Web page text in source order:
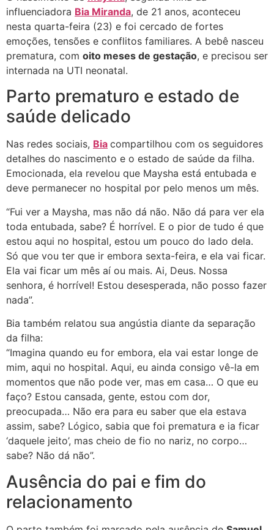
influenciadora Bia Miranda, de 21 anos, aconteceu
nesta quarta-feira (23) e foi cercado de fortes
emoções, tensões e conflitos familiares. A bebê nasceu
prematura, com oito meses de gestação, e precisou ser
internada na UTI neonatal.
Parto prematuro e estado de
saúde delicado
Nas redes sociais, Bia compartilhou com os seguidores
detalhes do nascimento e o estado de saúde da filha.
Emocionada, ela revelou que Maysha está entubada e
deve permanecer no hospital por pelo menos um mês.
“Fui ver a Maysha, mas não dá não. Não dá para ver ela
toda entubada, sabe? É horrível. E o pior de tudo é que
estou aqui no hospital, estou um pouco do lado dela.
Só que vou ter que ir embora sexta-feira, e ela vai ficar.
Ela vai ficar um mês aí ou mais. Ai, Deus. Nossa
senhora, é horrível! Estou desesperada, não posso fazer
nada”.
Bia também relatou sua angústia diante da separação
da filha:
“Imagina quando eu for embora, ela vai estar longe de
mim, aqui no hospital. Aqui, eu ainda consigo vê-la em
momentos que não pode ver, mas em casa… O que eu
faço? Estou cansada, gente, estou com dor,
preocupada… Não era para eu saber que ela estava
assim, sabe? Lógico, sabia que foi prematura e ia ficar
‘daquele jeito’, mas cheio de fio no nariz, no corpo…
sabe? Não dá não”.
Ausência do pai e fim do
relacionamento